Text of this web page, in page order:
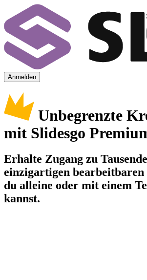
Anmelden
Unbegrenzte
mit Slidesgo
Erhalte Zugang zu
einzigartigen bearbeitbaren
du alleine oder mit einem
kannst.